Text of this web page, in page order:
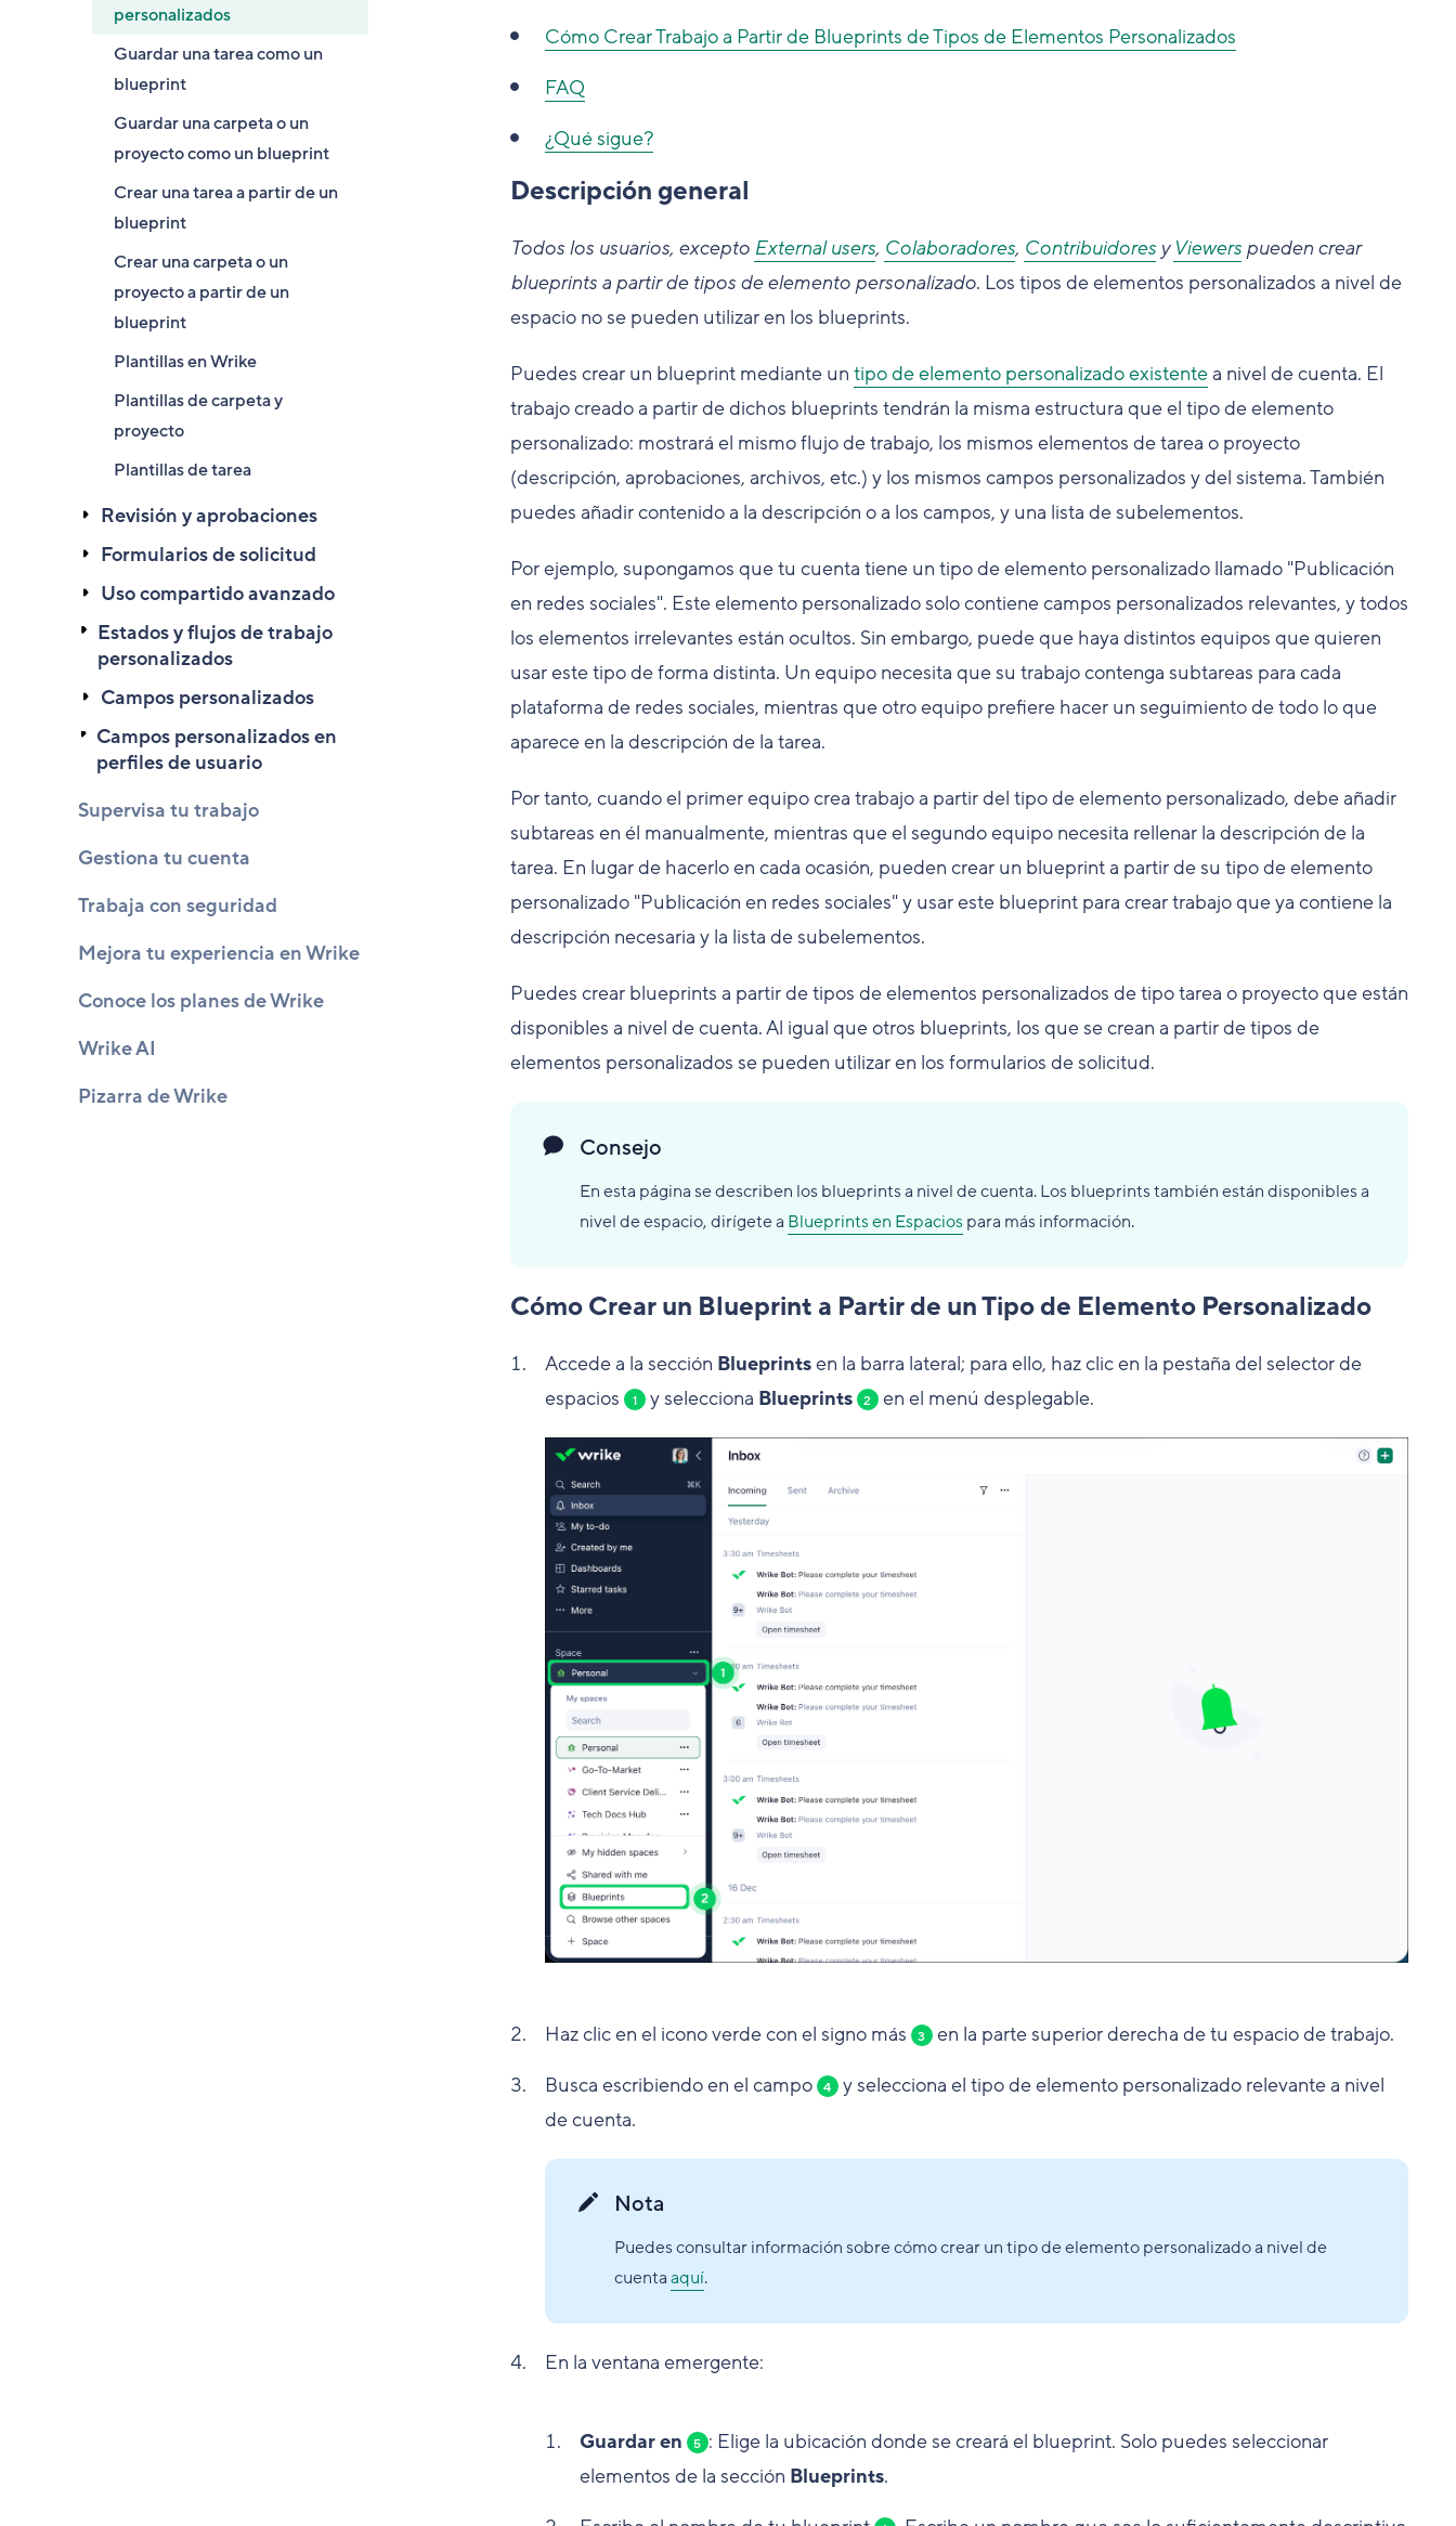
personalizados
Guardar una tarea como un
blueprint
Guardar una carpeta o un
proyecto como un blueprint
Crear una tarea a partir de un
blueprint
Crear una carpeta o un
proyecto a partir de un
blueprint
Plantillas en Wrike
Plantillas de carpeta y
proyecto
Plantillas de tarea
Revisión y aprobaciones
Formularios de solicitud
Uso compartido avanzado
Estados y flujos de trabajo
personalizados
Campos personalizados
Campos personalizados en
perfiles de usuario
Supervisa tu trabajo
Gestiona tu cuenta
Trabaja con seguridad
Mejora tu experiencia en Wrike
Conoce los planes de Wrike
Wrike AI
Pizarra de Wrike
Cómo Crear Trabajo a Partir de Blueprints de Tipos de Elementos Personalizados
FAQ
¿Qué sigue?
Descripción general
Todos los usuarios, excepto External users, Colaboradores, Contribuidoresy Viewerspueden crear
blueprints a partir de tipos de elemento personalizado. Los tipos de elementos personalizados a nivel de
espacio no se pueden utilizar en los blueprints.
Puedes crear un blueprint mediante un tipo de elemento personalizado existentea nivel de cuenta. El
trabajo creado a partir de dichos blueprints tendrán la misma estructura que el tipo de elemento
personalizado: mostrará el mismo flujo de trabajo, los mismos elementos de tarea o proyecto
(descripción, aprobaciones, archivos, etc.) y los mismos campos personalizados y del sistema. También
puedes añadir contenido a la descripción o a los campos, y una lista de subelementos.
Por ejemplo, supongamos que tu cuenta tiene un tipo de elemento personalizado llamado "Publicación
en redes sociales". Este elemento personalizado solo contiene campos personalizados relevantes, y todos
los elementos irrelevantes están ocultos. Sin embargo, puede que haya distintos equipos que quieren
usar este tipo de forma distinta. Un equipo necesita que su trabajo contenga subtareas para cada
plataforma de redes sociales, mientras que otro equipo prefiere hacer un seguimiento de todo lo que
aparece en la descripción de la tarea.
Por tanto, cuando el primer equipo crea trabajo a partir del tipo de elemento personalizado, debe añadir
subtareas en él manualmente, mientras que el segundo equipo necesita rellenar la descripción de la
tarea. En lugar de hacerlo en cada ocasión, pueden crear un blueprint a partir de su tipo de elemento
personalizado "Publicación en redes sociales" y usar este blueprint para crear trabajo que ya contiene la
descripción necesaria y la lista de subelementos.
Puedes crear blueprints a partir de tipos de elementos personalizados de tipo tarea o proyecto que están
disponibles a nivel de cuenta. Al igual que otros blueprints, los que se crean a partir de tipos de
elementos personalizados se pueden utilizar en los formularios de solicitud.
Consejo
En esta página se describen los blueprints a nivel de cuenta. Los blueprints también están disponibles a
nivel de espacio, dirígete a Blueprints en Espaciospara más información.
Cómo Crear un Blueprint a Partir de un Tipo de Elemento Personalizado
Accede a la sección Blueprintsen la barra lateral; para ello, haz clic en la pestaña del selector de
espacios
1 y selecciona Blueprints 2 en el menú desplegable.
Haz clic en el icono verde con el signo más 3 en la parte superior derecha de tu espacio de trabajo.
Busca escribiendo en el campo
4 y selecciona el tipo de elemento personalizado relevante a nivel
de cuenta.
Nota
Puedes consultar información sobre cómo crear un tipo de elemento personalizado a nivel de
cuentaaquí.
En la ventana emergente:
Guardar en 5 : Elige la ubicación donde se creará el blueprint. Solo puedes seleccionar
elementos de la sección Blueprints.